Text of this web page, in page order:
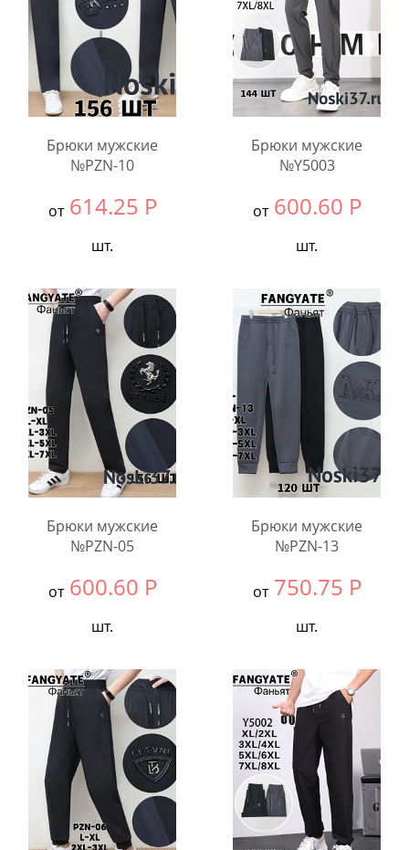
Брюки мужские
№PZN-10
от 614.25 Р
шт.
В упаковке:
шт.
Количество:
Брюки мужские
№Y5003
от 600.60 Р
шт.
В упаковке:
4
шт.
Количество:
Брюки мужские
№PZN-05
от 600.60 Р
шт.
В упаковке:
5
шт.
Количество:
Брюки мужские
№PZN-13
от 750.75 Р
шт.
В упаковке:
4
Количество: